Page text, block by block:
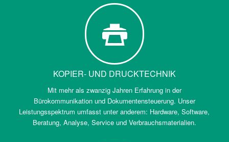
KOPIER- UND DRUCKTECHNIK
Mit mehr als zwanzig Jahren Erfahrung in der
Bürokommunikation und Dokumentensteuerung. Unser
Leistungsspektrum umfasst unter anderem: Hardware, Software,
Beratung, Analyse, Service und Verbrauchsmaterialien.